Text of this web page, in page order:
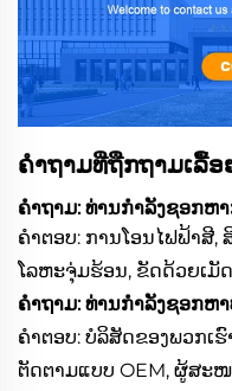
ຄຳຖາມທີ່ຖືກຖາມເລື້ອ
ຄຳຖາມ: ທ່ານກຳລັງຊອກຫ
ຄຳຕອບ: ການໂອນໄຟຟ້າສີ,
ໂລຫະຈຸ່ມຮ້ອນ, ຂັດດ້ວຍເມັ
ຄຳຖາມ: ທ່ານກຳລັງຊອກຫ
ຄຳຕອບ: ບໍລິສັດຂອງພວກເ
ຕັດຕາມແບບ OEM, ຜູ້ສະ